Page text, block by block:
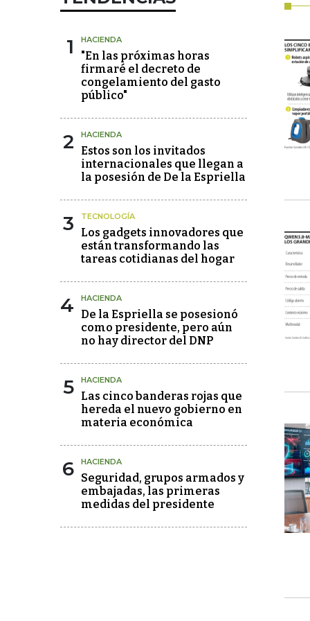
1 HACIENDA
"En las próximas horas
firmaré el decreto de
congelamiento del gasto
público"
2 HACIENDA
Estos son los invitados
internacionales que llegan a
la posesión de De la Espriella
3 TECNOLOGÍA
Los gadgets innovadores que
están transformando las
tareas cotidianas del hogar
4 HACIENDA
De la Espriella se posesionó
como presidente, pero aún
no hay director del DNP
5 HACIENDA
Las cinco banderas rojas que
hereda el nuevo gobierno en
materia económica
6 HACIENDA
Seguridad, grupos armados y
embajadas, las primeras
medidas del presidente